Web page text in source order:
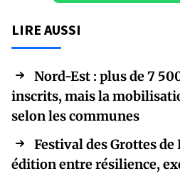
LIRE AUSSI
Nord-Est : plus de 7
inscrits, mais la
selon les communes
Festival des Grottes de
édition entre résilience,